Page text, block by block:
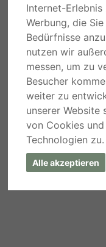
Internet-
Werbung, die
Bedürfnisse
nutzen wir
messen, um zu
Besucher
weiter zu
unserer Website
von Cookies
Technologien zu.
Alle akzeptieren